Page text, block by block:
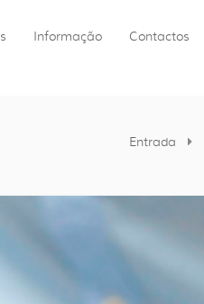
Informação Contactos
Entrada